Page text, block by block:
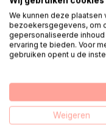
Тепер заповніть
'Наступний'.
Відображаються
We kunnen deze plaatsen
bezoekersgegevens, om
gepersonaliseerde
ervaring te bieden. Voor
gebruiken opent u de
Weigeren